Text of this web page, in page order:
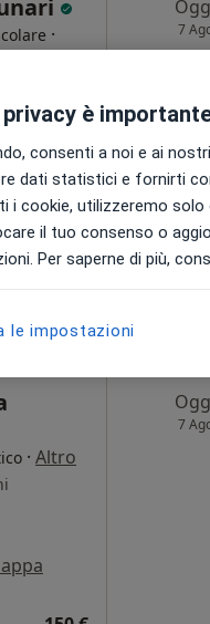
·
7
· Altro
7
privacy è
consenti a noi e ai
dati statistici e fornirti
i cookie, utilizzeremo
il tuo consenso o
Per saperne di più,
le impostazioni